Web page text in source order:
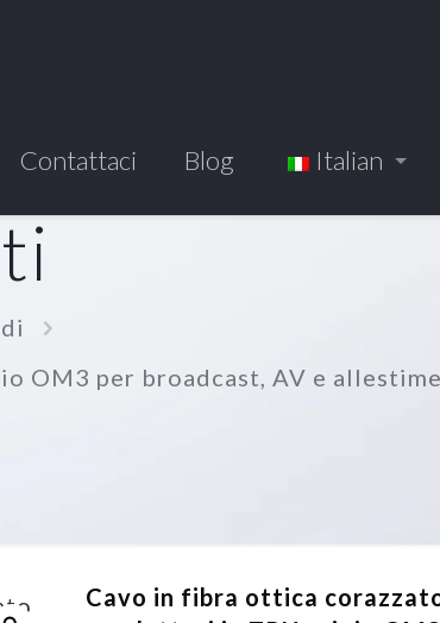
Contattaci Blog Italian
OM3 per broadcast, AV e
Cavo in fibra ottica